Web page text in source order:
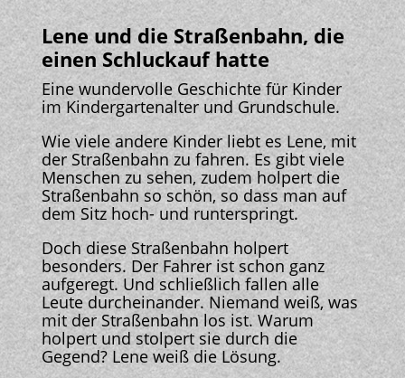
Lene und die Straßenbahn, die
einen Schluckauf hatte
Eine wundervolle Geschichte für Kinder
im Kindergartenalter und Grundschule.
Wie viele andere Kinder liebt es Lene, mit
der Straßenbahn zu fahren. Es gibt viele
Menschen zu sehen, zudem holpert die
Straßenbahn so schön, so dass man auf
dem Sitz hoch- und runterspringt.
Doch diese Straßenbahn holpert
besonders. Der Fahrer ist schon ganz
aufgeregt. Und schließlich fallen alle
Leute durcheinander. Niemand weiß, was
mit der Straßenbahn los ist. Warum
holpert und stolpert sie durch die
Gegend? Lene weiß die Lösung.